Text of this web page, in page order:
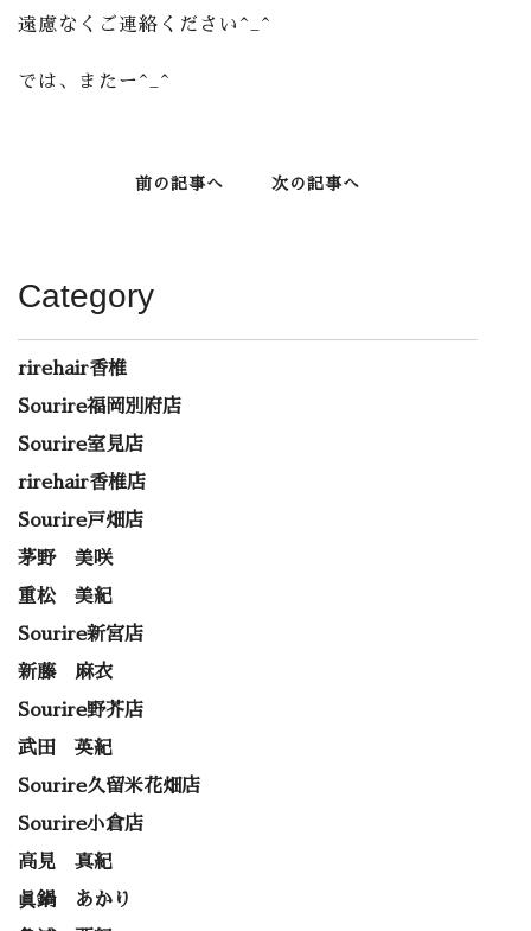
遠慮なくご連絡ください^_^
では、またー^_^
前の記事へ 次の記事へ
Category
rirehair香椎
Sourire福岡別府店
Sourire室見店
rirehair香椎店
Sourire戸畑店
茅野 美咲
重松 美紀
Sourire新宮店
新藤 麻衣
Sourire野芥店
武田 英紀
Sourire久留米花畑店
Sourire小倉店
高見 真紀
眞鍋 あかり